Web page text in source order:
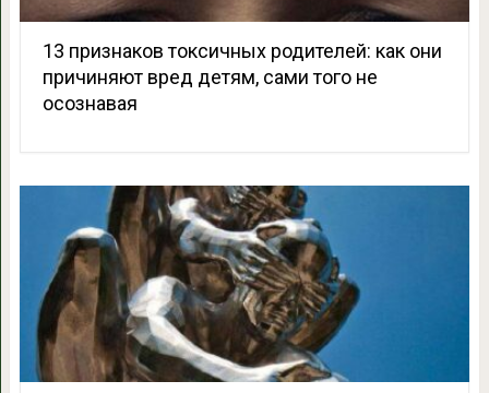
13 признаков токсичных родителей: как они
причиняют вред детям, сами того не
осознавая